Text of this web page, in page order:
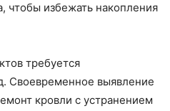
чтобы избежать накопления
требуется
Своевременное выявление
кровли с устранением